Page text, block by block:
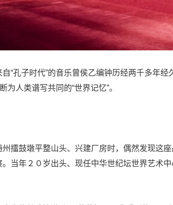
“孔子时代”的音乐曾侯乙编钟历经两千多年
为人类谱写共同的“世界记忆”。
擂鼓墩平整山头、兴建厂房时，偶然发现这
当年２０岁出头、现任中华世纪坛世界艺术